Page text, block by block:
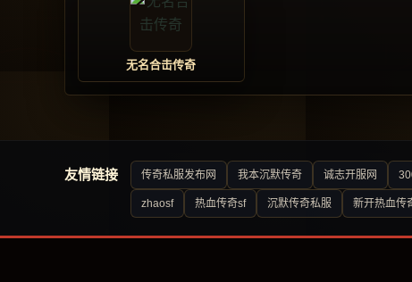
无名合击传奇
友情链接 传奇私服发布网 我本沉默传奇 诚志开服网
zhaosf 热血传奇sf 沉默传奇私服 新开热血传